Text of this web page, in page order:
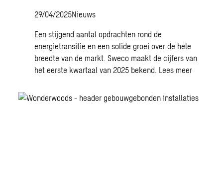
29/04/2025Nieuws
Een stijgend aantal opdrachten rond de
energietransitie en een solide groei over de hele
breedte van de markt. Sweco maakt de cijfers van
het eerste kwartaal van 2025 bekend. Lees meer